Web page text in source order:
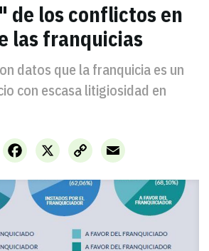
de los conflictos en
las franquicias
datos que la franquicia es un
con escasa litigiosidad en
X
Facebook
Copy
Link
Email